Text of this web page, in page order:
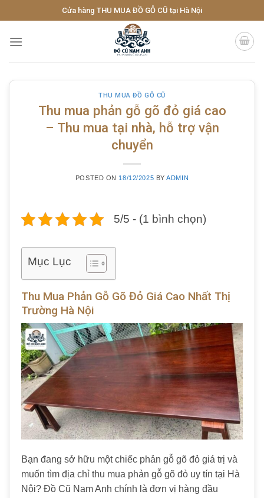
to
content
Cửa hàng THU MUA ĐỒ GỖ CŨ tại Hà Nội
THU MUA ĐỒ GỖ CŨ
Thu mua phản gỗ gõ đỏ giá cao
– Thu mua tại nhà, hỗ trợ vận
chuyển
POSTED ON 18/12/2025 BYADMIN
5/5 - (1 bình chọn)
Mục Lục
Thu Mua Phản Gỗ Gõ Đỏ Giá Cao Nhất Thị
Trường Hà Nội
Bạn đang sở hữu một chiếc phản gỗ gõ đỏ giá trị và
muốn tìm địa chỉ thu mua phản gỗ gõ đỏ uy tín tại Hà
Nội? Đồ Cũ Nam Anh chính là đơn vị hàng đầu